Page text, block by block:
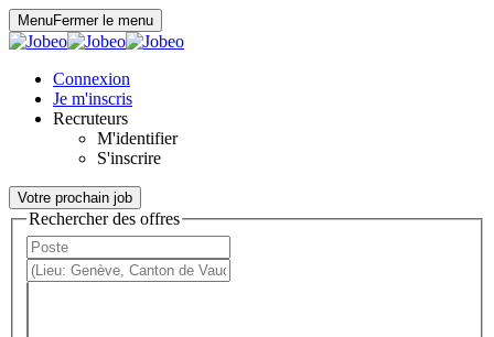
MenuFermer le menu
Connexion
Je m'inscris
Recruteurs
M'identifier
S'inscrire
Votre prochain job
Rechercher des offres
Panneau de gestion des cookies